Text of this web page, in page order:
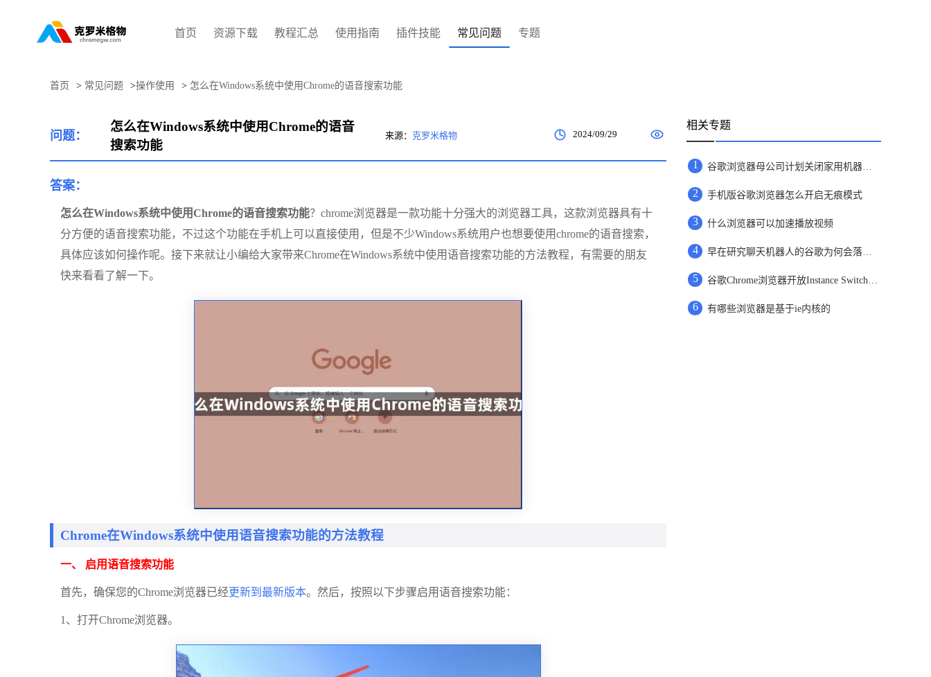
首页 资源下载 教程汇总 使用指南 插件技能 常见问题 专题
首页 > 常见问题 >操作使用 > 怎么在Windows系统中使用Chrome的语音搜索功能
问题：
怎么在Windows系统中使用Chrome的语音
搜索功能
来源： 克罗米格物 2024/09/29
答案：
怎么在Windows系统中使用Chrome的语音搜索功能？chrome浏览器是一款功能十分强大的浏览器工具，这款浏览器具有十
分方便的语音搜索功能，不过这个功能在手机上可以直接使用，但是不少Windows系统用户也想要使用chrome的语音搜索，
具体应该如何操作呢。接下来就让小编给大家带来Chrome在Windows系统中使用语音搜索功能的方法教程，有需要的朋友
快来看看了解一下。
Chrome在Windows系统中使用语音搜索功能的方法教程
一、 启用语音搜索功能
首先，确保您的Chrome浏览器已经更新到最新版本。然后，按照以下步骤启用语音搜索功能：
1、打开Chrome浏览器。
相关专题
1 谷歌浏览器母公司计划关闭家用机器人公司
2 手机版谷歌浏览器怎么开启无痕模式
3 什么浏览器可以加速播放视频
4 早在研究聊天机器人的谷歌为何会落败于微软
5 谷歌Chrome浏览器开放Instance Switcher功能详情介绍
6 有哪些浏览器是基于ie内核的